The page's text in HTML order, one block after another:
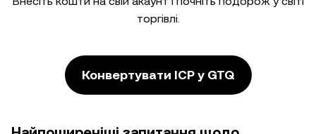
торгівлі.
Конвертувати ICP у GTQ